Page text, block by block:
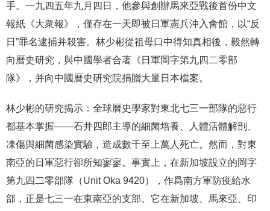
手。一九四五年九月四日，他參與創辦馬來亞戰後首份中文
報紙《大衆報》，僅存在一天即被日軍憲兵沖入會館，以“反
日”罪名逮捕并殺害。林少彬從祖母口中得知真相後，毅然轉
向曆史研究，與中國學者合著《日軍岡字第九四二零部
隊》，并向中國曆史研究院捐贈大量日本檔案。
林少彬的研究揭示：全球曆史學家對東北七三一部隊的惡行
都基本掌握——石井四郎主導的細菌培養、人體活體解剖、
凍傷與細菌感染實驗，造成數千至上萬人死亡。然而，對東
南亞的日軍惡行卻所知寥寥。事實上，在新加坡設立的岡字
第九四二零部隊（Unit Oka 9420），作爲南方軍防疫給水
部，正是七三一在東南亞的支部。它在新加坡、馬來亞、印